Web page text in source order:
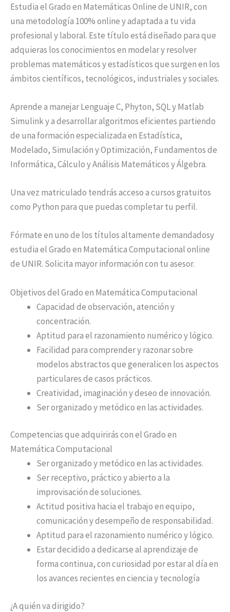
Estudia el Grado en Matemáticas Online de UNIR, con
una metodología 100% online y adaptada a tu vida
profesional y laboral. Este título está diseñado para que
adquieras los conocimientos en modelar y resolver
problemas matemáticos y estadísticos que surgen en los
ámbitos científicos, tecnológicos, industriales y sociales.
Aprende a manejar Lenguaje C, Phyton, SQL y Matlab
Simulink y a desarrollar algoritmos eficientes partiendo
de una formación especializada en Estadística,
Modelado, Simulación y Optimización, Fundamentos de
Informática, Cálculo y Análisis Matemáticos y Álgebra.
Una vez matriculado tendrás acceso a cursos gratuitos
como Python para que puedas completar tu perfil.
Fórmate en uno de los títulos altamente demandadosy
estudia el Grado en Matemática Computacional online
de UNIR. Solicita mayor información con tu asesor.
Objetivos del Grado en Matemática Computacional
Capacidad de observación, atención y
concentración.
Aptitud para el razonamiento numérico y lógico.
Facilidad para comprender y razonar sobre
modelos abstractos que generalicen los aspectos
particulares de casos prácticos.
Creatividad, imaginación y deseo de innovación.
Ser organizado y metódico en las actividades.
Competencias que adquirirás con el Grado en
Matemática Computacional
Ser organizado y metódico en las actividades.
Ser receptivo, práctico y abierto a la
improvisación de soluciones.
Actitud positiva hacia el trabajo en equipo,
comunicación y desempeño de responsabilidad.
Aptitud para el razonamiento numérico y lógico.
Estar decidido a dedicarse al aprendizaje de
forma continua, con curiosidad por estar al día en
los avances recientes en ciencia y tecnología
¿A quién va dirigido?